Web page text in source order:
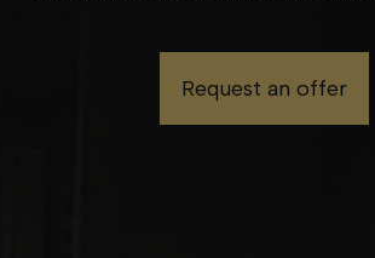
Request an offer